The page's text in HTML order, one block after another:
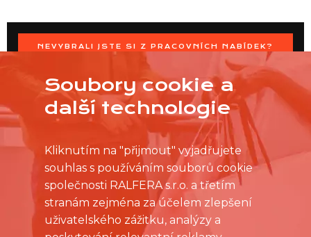
NEVYBRALI JSTE SI Z PRACOVNÍCH NABÍDEK?
OSLOVTE PRODEJNU PŘÍMO S VAŠIMI ČASOVÝMI
MOŽNOSTMI
Soubory cookie a
další technologie
Kliknutím na "přijmout" vyjadřujete
souhlas s používáním souborů cookie
společnosti RALFERA s.r.o. a třetím
stranám zejména za účelem zlepšení
uživatelského zážitku, analýzy a